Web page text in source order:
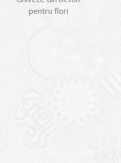
pentru flori